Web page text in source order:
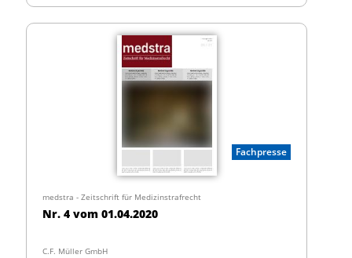
Fachpresse
medstra - Zeitschrift für Medizinstrafrecht
Nr. 4 vom 01.04.2020
C.F. Müller GmbH